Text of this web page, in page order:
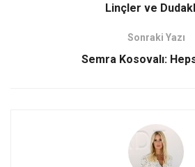
Linçler ve
Sonraki Yazı
Semra Kosovalı: